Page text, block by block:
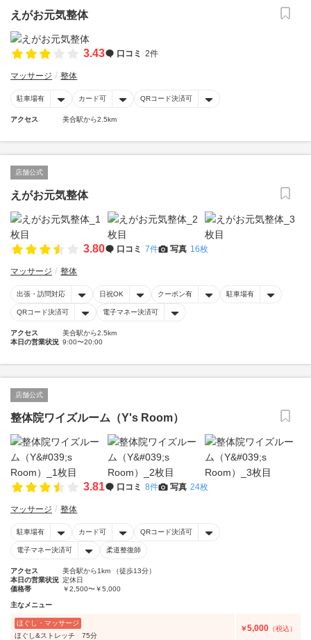
えがお元気整体
3.43 口コミ 2件
マッサージ 整体
駐車場有 カード可 QRコード決済可
アクセス 美合駅から2.5km
店舗公式
えがお元気整体
3.80 口コミ 7件 写真 16枚
マッサージ 整体
出張・訪問対応 日祝OK クーポン有 駐車場有
QRコード決済可 電子マネー決済可
アクセス
美合駅から2.5km
本日の営業状況 9:00〜20:00
店舗公式
整体院ワイズルーム（Y's Room）
3.81 口コミ 8件 写真 24枚
マッサージ 整体
駐車場有 カード可 QRコード決済可
電子マネー決済可 柔道整復師
アクセス
美合駅から1km （徒歩13分）
本日の営業状況 定休日
価格帯
￥2,500〜￥5,000
主なメニュー
ほぐし・マッサージ
ほぐし&ストレッチ 75分
￥5,000 （税込）